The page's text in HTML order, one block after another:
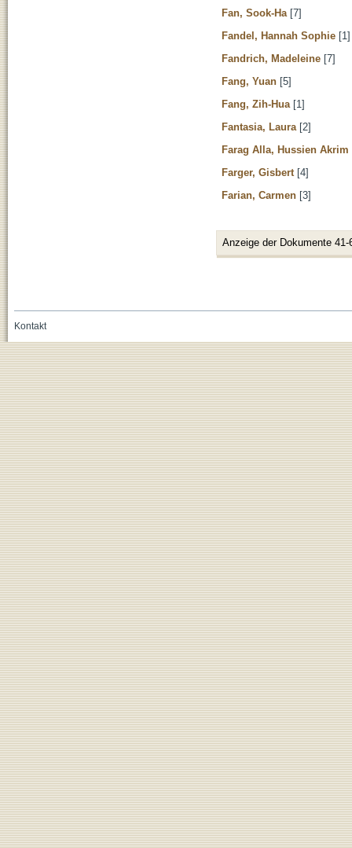
Fan, Sook-Ha [7]
Fandel, Hannah Sophie [1]
Fandrich, Madeleine [7]
Fang, Yuan [5]
Fang, Zih-Hua [1]
Fantasia, Laura [2]
Farag Alla, Hussien Akrim
Farger, Gisbert [4]
Farian, Carmen [3]
Anzeige der Dokumente 41-
Kontakt